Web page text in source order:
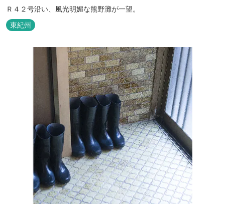
Ｒ４２号沿い、風光明媚な熊野灘が一望。
東紀州